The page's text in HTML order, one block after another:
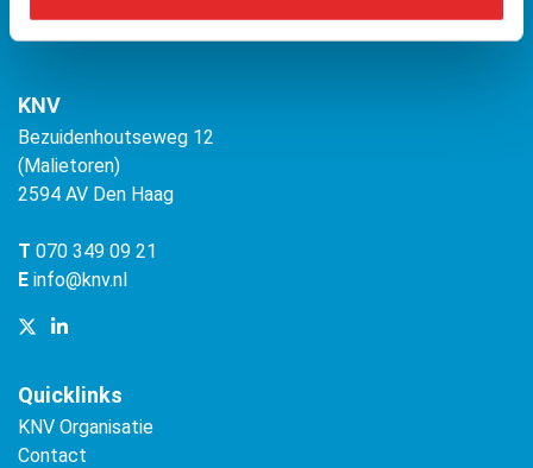
KNV
Bezuidenhoutseweg 12
(Malietoren)
2594 AV Den Haag
T 070 349 09 21
E info@knv.nl
Quicklinks
KNV Organisatie
Contact